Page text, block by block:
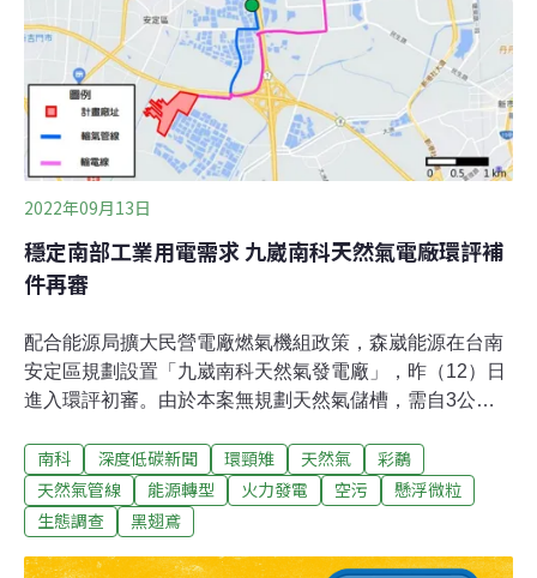
近一個月的空氣樣本，進一步證實了這點。研究團隊分析
懸浮微粒成分後發現，多數為「二次無機氣膠」顆粒物，
少量是黑碳以及有機氣膠、鐵、錳、銅等物質。二
2022年09月13日
穩定南部工業用電需求 九崴南科天然氣電廠環評補
件再審
配合能源局擴大民營電廠燃氣機組政策，森崴能源在台南
安定區規劃設置「九崴南科天然氣發電廠」，昨（12）日
進入環評初審。由於本案無規劃天然氣儲槽，需自3公里
然氣管線的安全疑慮，並指出開發單位並未充分與地方溝
通。 專案小組對此要求評估天然氣管線風險、補充預警機
制及因應對策，也應盤點民眾提出的疑慮，逐項回應說
明。此外，還需具體規劃抵換及減量措施，並補充生態調
查。由於本案尚有諸多疑慮未解，環委決議補件再審。在
南科 深度低碳新聞 環頸雉 天然氣
彩鷸
天然氣管線
能源轉型 火力發電 空污
懸浮微粒
生態調查
黑翅鳶